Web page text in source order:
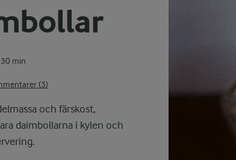
min
(3)
och färskost,
daimbollarna i kylen och